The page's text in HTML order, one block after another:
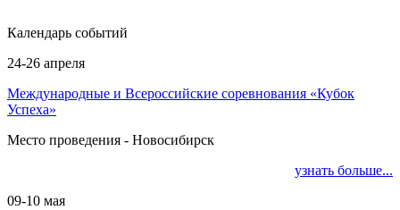
Календарь событий
24-26 апреля
Международные и Всероссийские соревнования «Кубок
Успеха»
Место проведения - Новосибирск
узнать больше...
09-10 мая